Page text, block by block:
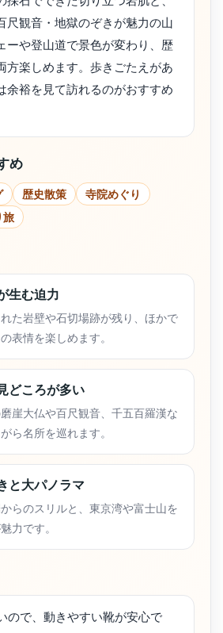
尺観音・地獄のぞきが魅力の山
ーや登山道で景色が変わり、歴
方楽しめます。歩きごたえがあ
余裕を見て訪れるのがおすすめ
め
歴史散策
寺院めぐり
旅
生む迫力
た岩壁や石切場跡が残り、ほかで
表情を楽しめます。
どころが多い
崖大仏や百尺観音、千五百羅漢な
ら名所を巡れます。
と大パノラマ
らのスリルと、東京湾や富士山を
力です。
ので、動きやすい靴が安心で